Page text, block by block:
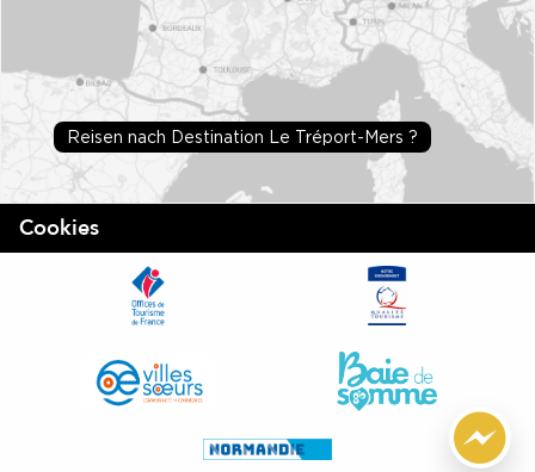
Reisen nach Destination Le Tréport-Mers ?
Cookies